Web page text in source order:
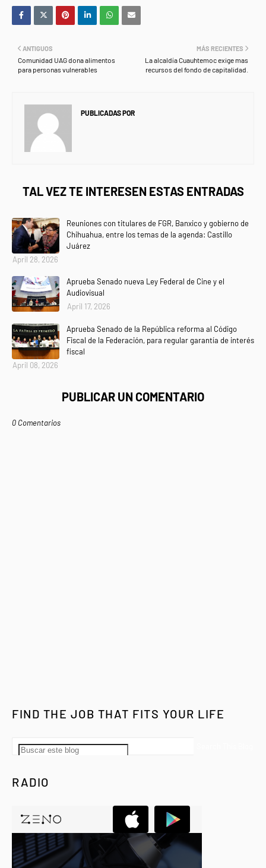
MÁS RECIENTES
La alcaldía Cuauhtemoc exige mas
recursos del fondo de capitalidad.
ANTIGUOS
Comunidad UAG dona alimentos
para personas vulnerables
PUBLICADAS POR
TAL VEZ TE INTERESEN ESTAS ENTRADAS
Reuniones con titulares de FGR, Banxico y gobierno de
Chihuahua, entre los temas de la agenda: Castillo
Juárez
April 28, 2026
Aprueba Senado nueva Ley Federal de Cine y el
Audiovisual
April 17, 2026
Aprueba Senado de la República reforma al Código
Fiscal de la Federación, para regular garantía de interés
fiscal
April 08, 2026
PUBLICAR UN COMENTARIO
0 Comentarios
FIND THE JOB THAT FITS YOUR LIFE
RADIO